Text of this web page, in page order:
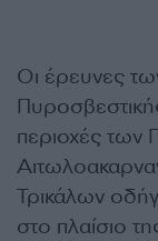
Οι έρευνες
περιοχές των
Τρικάλων
στο πλαίσιο